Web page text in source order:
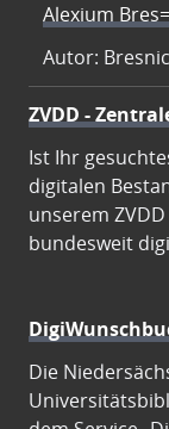
Alexium
Autor:
ZVDD -
Ist Ihr
digitalen
unserem
bundesweit
Die